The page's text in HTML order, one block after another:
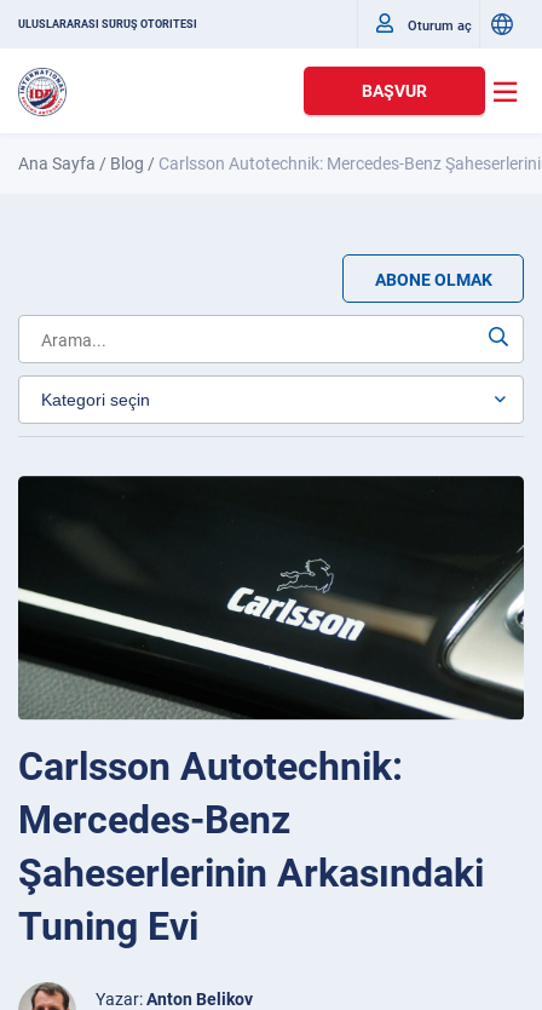
ULUSLARARASI SÜRÜŞ OTORITESI Oturum aç
BAŞVUR
Ana Sayfa / Blog / Carlsson Autotechnik: Mercedes-Benz
ABONE OLMAK
Carlsson Autotechnik:
Mercedes-Benz
Şaheserlerinin Arkasındaki
Tuning Evi
Yazar:Anton Belikov